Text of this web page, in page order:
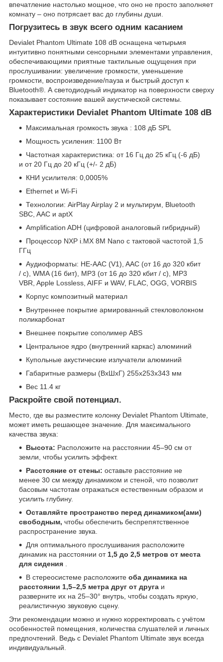
впечатление настолько мощное, что оно не просто заполняет
комнату – оно потрясает вас до глубины души.
Погрузитесь в звук всего одним касанием
Devialet Phantom Ultimate 108 dB оснащена четырьмя
интуитивно понятными сенсорными элементами управления,
обеспечивающими приятные тактильные ощущения при
прослушивании: увеличение громкости, уменьшение
громкости, воспроизведение/пауза и быстрый доступ к
Bluetooth®. А светодиодный индикатор на поверхности сверху
показывает состояние вашей акустической системы.
Характеристики Devialet Phantom Ultimate 108 dB
Максимальная громкость звука : 108 дБ SPL
Мощность усиления: 1100 Вт
Частотная характеристика: от 16 Гц до 25 кГц (-6 дБ)
и от 20 Гц до 20 кГц (+/- 2 дБ)
КНИ усилителя: 0,0005%
Ethernet и Wi-Fi
Технологии: AirPlay Airplay 2 и мультирум, Bluetooth
SBC, AAC и aptX
Amplification ADH (цифровой аналоговый гибридный)
Процессор NXP i.MX 8M Nano с тактовой частотой 1,5
ГГц
Аудиоформаты: HE-AAC (V1), AAC (от 16 до 320 кбит
/ с), WMA (16 бит), MP3 (от 16 до 320 кбит / с), MP3
VBR, Apple Lossless, AIFF и WAV, FLAC, OGG, VORBIS
Корпус композитный материал
Внутреннее покрытие армированный стекловолокном
поликарбонат
Внешнее покрытие сополимер ABS
Центральное ядро (внутренний каркас) алюминий
Купольные акустические излучатели алюминий
Габаритные размеры (ВхШхГ) 255х253х343 мм
Вес 11.4 кг
Раскройте свой потенциал.
Место, где вы разместите колонку Devialet Phantom Ultimate,
может иметь решающее значение. Для максимального
качества звука:
Высота: Расположите на расстоянии 45–90 см от
земли, чтобы усилить эффект.
Расстояние от стены: оставьте расстояние не
менее 30 см между динамиком и стеной, что позволит
басовым частотам отражаться естественным образом и
усилить глубину.
Оставляйте пространство перед динамиком(ами)
свободным, чтобы обеспечить беспрепятственное
распространение звука.
Для оптимального прослушивания расположите
динамик на расстоянии от 1,5 до 2,5 метров от места
для сидения
В стереосистеме расположите оба динамика на
расстоянии 1,5–2,5 метра друг от друга и
разверните их на 25–30° внутрь, чтобы создать яркую,
реалистичную звуковую сцену.
Эти рекомендации можно и нужно корректировать с учётом
особенностей помещения, количества слушателей и личных
предпочтений. Ведь с Devialet Phantom Ultimate звук всегда
индивидуальный.